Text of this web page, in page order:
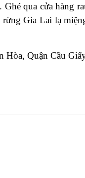
qua cửa hàng
Gia Lai lạ
Quận Cầu